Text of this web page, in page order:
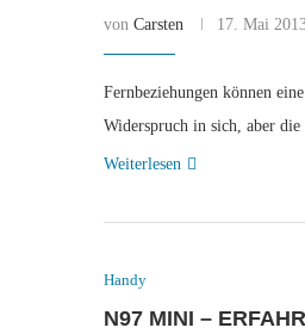
von Carsten 17. Mai
Fernbeziehungen können
Widerspruch in sich, aber
Weiterlesen
Handy
N97 MINI –